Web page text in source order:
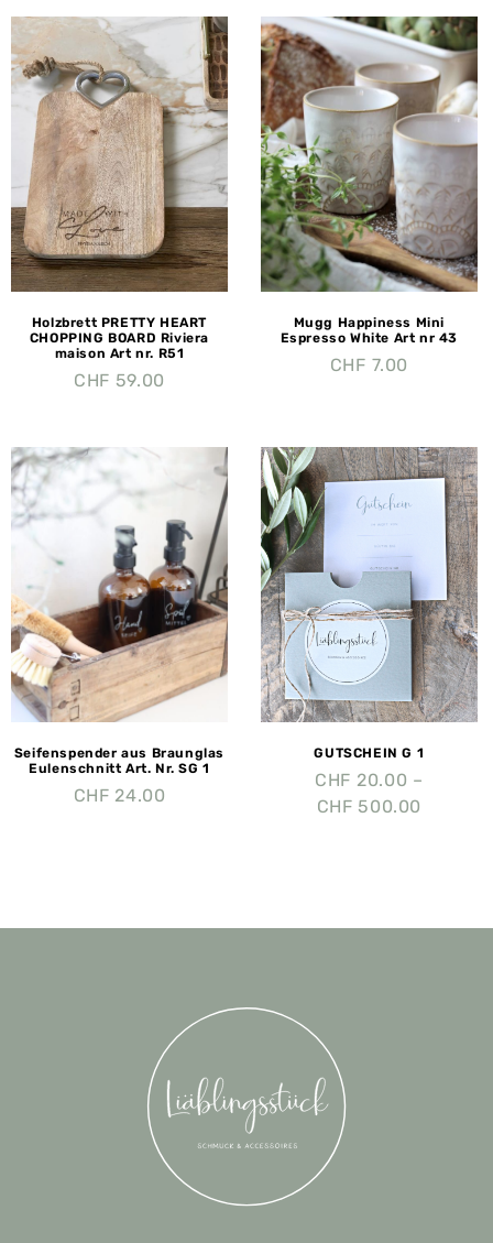
Holzbrett PRETTY HEART
CHOPPING BOARD Riviera
maison Art nr. R51
CHF 59.00
Mugg Happiness Mini
Espresso White Art nr 43
CHF 7.00
Seifenspender aus Braunglas
Eulenschnitt Art. Nr. SG 1
CHF 24.00
GUTSCHEIN G 1
CHF 20.00 –
CHF 500.00